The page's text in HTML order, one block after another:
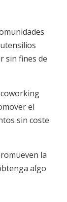
sin fines de
el
sin coste
la
algo